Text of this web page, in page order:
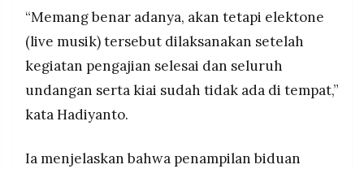
“Memang benar adanya, akan tetapi elektone
(live musik) tersebut dilaksanakan setelah
kegiatan pengajian selesai dan seluruh
undangan serta kiai sudah tidak ada di tempat,”
kata Hadiyanto.
Ia menjelaskan bahwa penampilan biduan